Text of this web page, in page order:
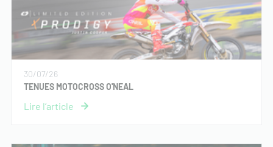
30/07/26
TENUES MOTOCROSS O'NEAL